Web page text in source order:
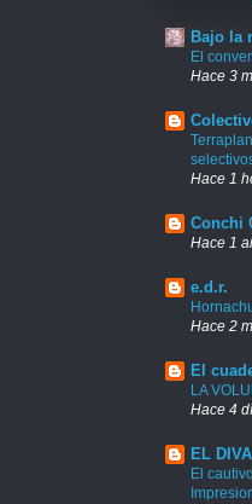
Bajo la
El
Hace 3
Hace 1
Conchi
Hace 1
e.d.r.
Hace 2
El
LA
Hace 4
EL
El